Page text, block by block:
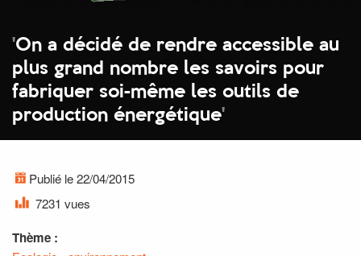
'On a décidé de rendre accessible au
plus grand nombre les savoirs pour
fabriquer soi-même les outils de
production énergétique'
Publié le 22/04/2015
7231 vues
Thème :